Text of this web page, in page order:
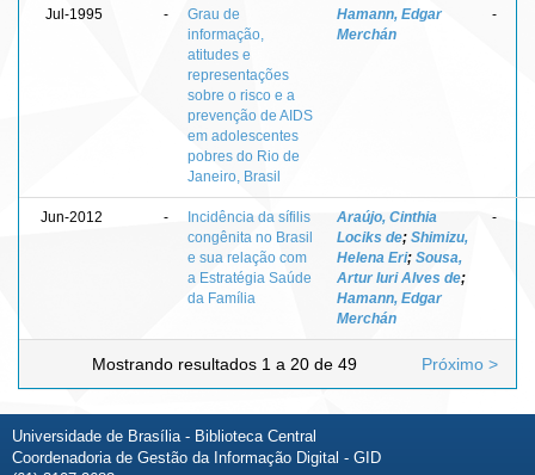
Jul-1995 -
Grau de
informação,
atitudes e
representações
sobre o risco e a
prevenção de AIDS
em adolescentes
pobres do Rio de
Janeiro, Brasil
Hamann, Edgar
Merchán
-
Jun-2012 -
Incidência da sífilis
congênita no Brasil
e sua relação com
a Estratégia Saúde
da Família
Araújo, Cinthia
Lociks de; Shimizu,
Helena Eri; Sousa,
Artur Iuri Alves de;
Hamann, Edgar
Merchán
-
Mostrando resultados 1 a 20 de 49 Próximo >
Universidade de Brasília - Biblioteca Central
Coordenadoria de Gestão da Informação Digital - GID